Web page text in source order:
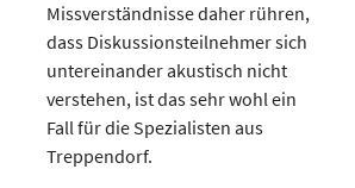
Missverständnisse daher rühren,
dass Diskussionsteilnehmer sich
untereinander akustisch nicht
verstehen, ist das sehr wohl ein
Fall für die Spezialisten aus
Treppendorf.